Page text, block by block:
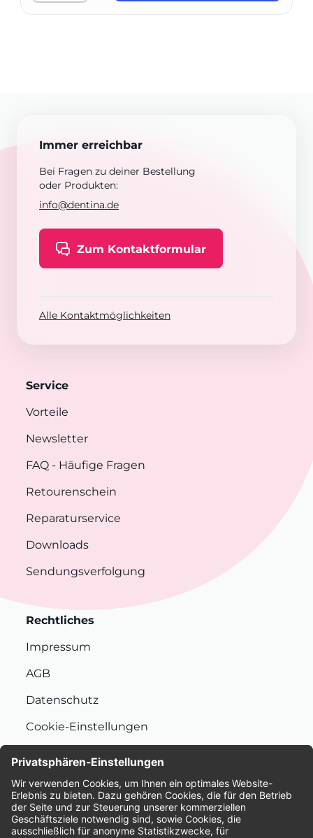
Immer erreichbar
Bei Fragen zu deiner Bestellung
oder Produkten:
info@dentina.de
Zum Kontaktformular
Alle Kontaktmöglichkeiten
Service
Vorteile
Newsletter
FAQ - Häufige Fragen
Retourenschein
Reparaturservice
Downloads
Sendungsverfolgung
Rechtliches
Impressum
AGB
Datenschutz
Cookie-Einstellungen
Bewertungen